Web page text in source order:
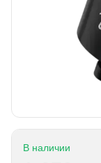
В наличии